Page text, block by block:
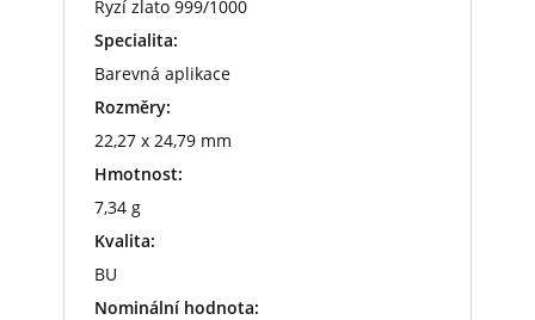
Ryzí zlato 999/1000
Specialita:
Barevná aplikace
Rozměry:
22,27 x 24,79 mm
Hmotnost:
7,34 g
Kvalita:
BU
Nominální hodnota: